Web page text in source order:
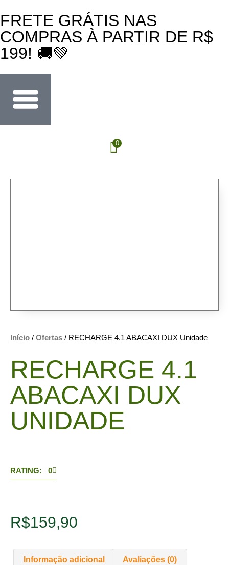
FRETE GRÁTIS NAS
COMPRAS À PARTIR DE R$
199! 🚚💚
0
Início / Ofertas / RECHARGE 4.1 ABACAXI DUX Unidade
RECHARGE 4.1
ABACAXI DUX
UNIDADE
RATING: 0
R$159,90
Informação adicional Avaliações (0)